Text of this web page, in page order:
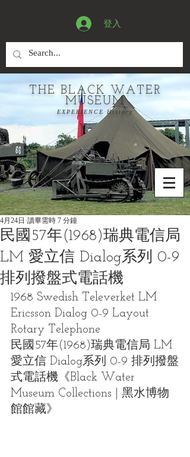
登入
THE BLACK WATER
MUSEUM
EXPERIENCE History
民國57年(1968)瑞典電信局
LM 愛立信 Dialog系列 0-9
排列撥盤式電話機
4月24日 讀畢需時 7 分鐘
1968 Swedish Televerket LM
Ericsson Dialog 0-9 Layout
Rotary Telephone
民國57年(1968)瑞典電信局 LM
愛立信 Dialog系列 0-9 排列撥盤
式電話機《Black Water
Museum Collections | 黑水博物
館館藏》